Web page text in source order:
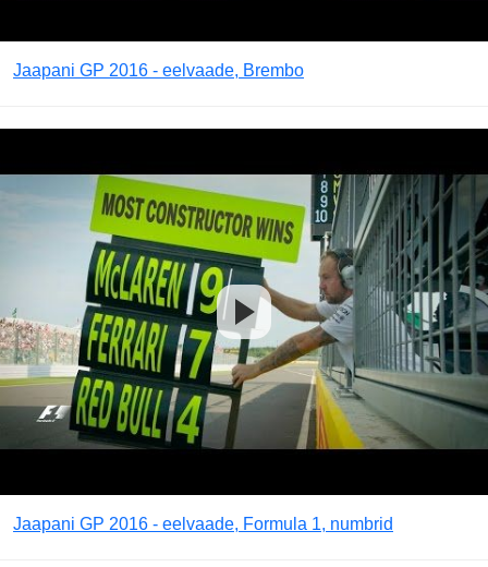
Jaapani GP 2016 - eelvaade, Brembo
Jaapani GP 2016 - eelvaade, Formula 1, numbrid